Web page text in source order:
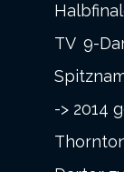
TV 9-
-> 2014